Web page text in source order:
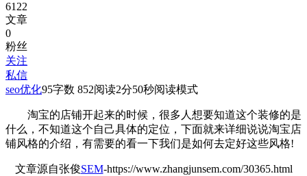
6122
文章
0
粉丝
关注
私信
seo优化95字数 852阅读2分50秒阅读模式
淘宝的店铺开起来的时候，很多人想要知道这个装修的是
什么，不知道这个自己具体的定位，下面就来详细说说淘宝店
铺风格的介绍，有需要的看一下我们是如何去定好这些风格!
文章源自张俊SEM-https://www.zhangjunsem.com/30365.html